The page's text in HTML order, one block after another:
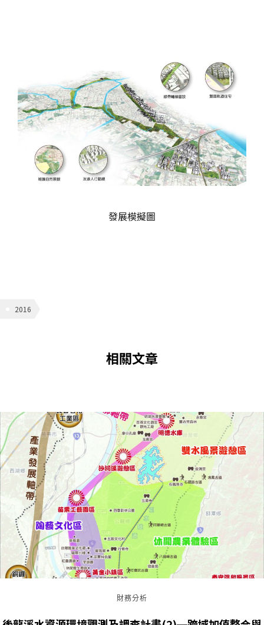
發展模擬圖
2016
相關文章
財務分析